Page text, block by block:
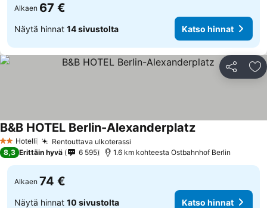
Alkaen 67 €
Näytä hinnat 14 sivustolta Katso hinnat
Jaa
2 Tähtiluokitus
Hotelli Rentouttava ulkoterassi
B&B HOTEL Berlin-Alexanderplatz
8,3 Erittäin hyvä 6 595 1.6 km kohteesta Ostbahnhof Berlin
Alkaen 74 €
Näytä hinnat 10 sivustolta Katso hinnat